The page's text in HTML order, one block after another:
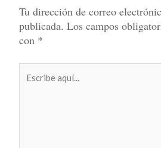
Tu dirección de correo
publicada. Los campos
con *
aquí...